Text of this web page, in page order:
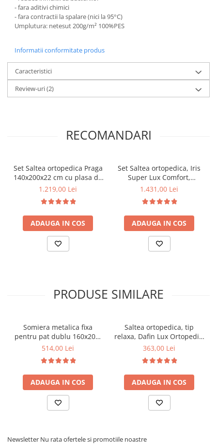
- fara aditivi chimici
- fara contractii la spalare (nici la 95°C)
Umplutura: netesut 200g/m² 100%PES
Informatii conformitate produs
Caracteristici
Review-uri(2)
RECOMANDARI
Set Saltea ortopedica Praga
140x200x22 cm cu plasa de
arcuri Bonell, box spring
sistem aerisire perimetral,
Saltsib plus 2 perne
matlasate antialergice,
50x70cm, husa
hipoalergenica, lavabila la
95°C si pilota iarna,
1.219,00 Lei
ADAUGA IN COS
Set Saltea ortopedica, Iris
Super Lux Comfort,
140x200x26cm, fermitate
Bonell, sistem de aerisire
banda Spaceair, Saltsib
plus 2 perne matlasate,
umplutura poliester si husa
hipoalergenica, microfibra,
lavabila la 95°C
1.431,00 Lei
ADAUGA IN COS
PRODUSE SIMILARE
Somiera metalica fixa
pentru pat dublu 160x200,
6 picioare, 32 lamele lemn
saltea ferm, negru
514,00 Lei
ADAUGA IN COS
Saltea ortopedica, tip
relaxa, Dafin Lux Ortopedic,
90x200x21cm, fermitate
tip Bonell, fata vara-iarna,
sistem de aerisire cu
butoni, Salt Confort
363,00 Lei
ADAUGA IN COS
Newsletter Nu rata ofertele si promotiile noastre